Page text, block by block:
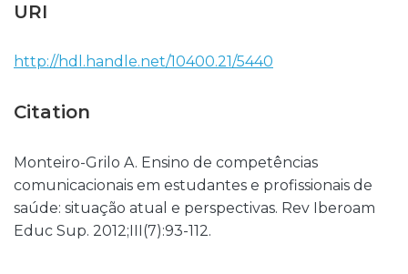
URI
http://hdl.handle.net/10400.21/5440
Citation
Monteiro-Grilo A. Ensino de competências
comunicacionais em estudantes e profissionais de
saúde: situação atual e perspectivas. Rev Iberoam
Educ Sup. 2012;III(7):93-112.